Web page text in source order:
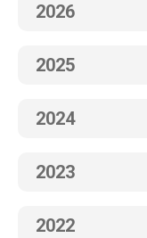
2026
2025
2024
2023
2022